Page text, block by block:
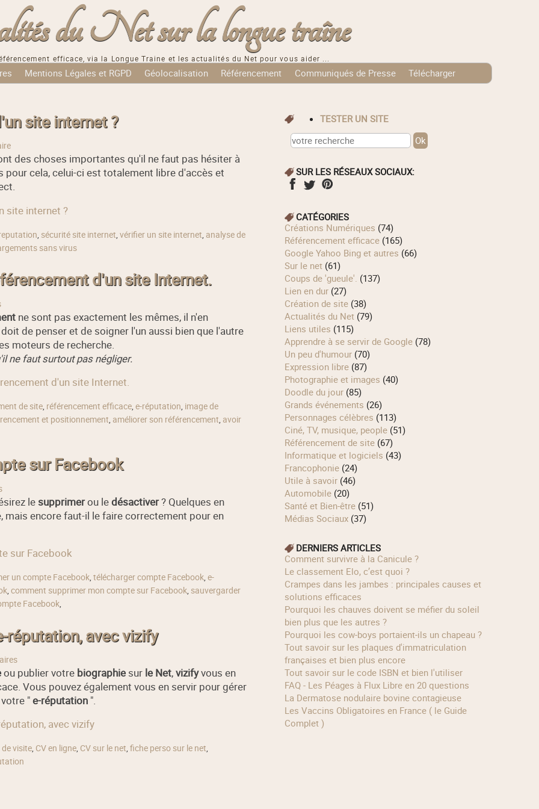
du Net sur la longue traîne
efficace, via la Longue Traine et les actualités du Net pour vous aider ...
Mentions Légales et RGPD Géolocalisation Référencement Communiqués de Presse Télécharger
site internet ?
des choses importantes qu'il ne faut pas hésiter à
cela, celui-ci est totalement libre d'accès et
site internet ?
, sécurité site internet, vérifier un site internet, analyse de
sans virus
d'un site Internet.
ne sont pas exactement les mêmes, il n'en
de penser et de soigner l'un aussi bien que l'autre
moteurs de recherche.
ne faut surtout pas négliger.
d'un site Internet.
de site, référencement efficace, e-réputation, image de
et positionnement, améliorer son référencement, avoir
sur Facebook
le supprimerou ledésactiver? Quelques en
encore faut-il le faire correctement pour en
sur Facebook
un compte Facebook, télécharger compte Facebook, e-
, comment supprimer mon compte sur Facebook, sauvergarder
Facebook,
réputation, avec vizify
ou publier votre biographiesur le Net,vizifyvous en
Vous pouvez également vous en servir pour gérer
"e-réputation".
avec vizify
visite, CV en ligne, CV sur le net, fiche perso sur le net,
TESTER UN SITE
SUR LES RÉSEAUX SOCIAUX:
CATÉGORIES
Créations Numériques (74)
Référencement efficace(165)
Google Yahoo Bing et autres (66)
Sur le net(61)
Coups de 'gueule'. (137)
Lien en dur(27)
Création de site(38)
Actualités du Net(79)
Liens utiles (115)
Apprendre à se servir de Google(78)
Un peu d'humour(70)
Expression libre(87)
Photographie et images (40)
Doodle du jour(85)
Grands événements (26)
Personnages célèbres (113)
Ciné, TV, musique, people(51)
Référencement de site(67)
Informatique et logiciels (43)
Francophonie(24)
Utile à savoir(46)
Automobile(20)
Santé et Bien-être(51)
Médias Sociaux(37)
DERNIERS ARTICLES
Comment survivre à la Canicule ?
Le classement Elo, c’est quoi ?
Crampes dans les jambes : principales causes et
solutions efficaces
Pourquoi les chauves doivent se méfier du soleil
bien plus que les autres ?
Pourquoi les cow‑boys portaient‑ils un chapeau ?
Tout savoir sur les plaques d'immatriculation
françaises et bien plus encore
Tout savoir sur le code ISBN et bien l'utiliser
FAQ - Les Péages à Flux Libre en 20 questions
La Dermatose nodulaire bovine contagieuse
Les Vaccins Obligatoires en France ( le Guide
Complet )